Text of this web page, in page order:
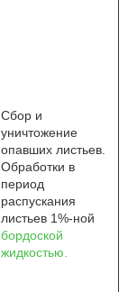
Сбор и
уничтожение
опавших листьев.
Обработки в
период
распускания
листьев 1%-ной
бордоской
жидкостью.